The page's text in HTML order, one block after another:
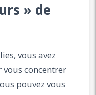
» de
vous avez
concentrer
pouvez vous